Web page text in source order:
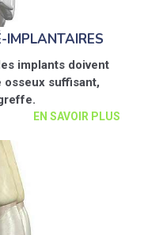
IMPLANTAIRES
implants doivent
osseux suffisant,
EN SAVOIR PLUS